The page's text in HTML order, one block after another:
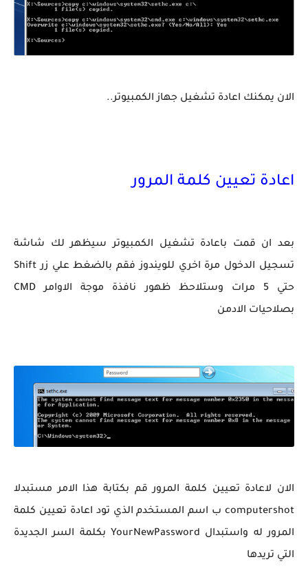
الان يمكنك اعادة تشغيل جهاز الكمبيوتر..
اعادة تعيين كلمة المرور
بعد ان قمت باعادة تشغيل الكمبيوتر سيظهر لك شاشة
تسجيل الدخول مرة اخري للويندوز فقم بالضغط علي زر Shift
حتي 5 مرات وستلاحظ ظهور نافذة موجة الاوامر CMD
بصلاحيات الادمن
الان لاعادة تعيين كلمة المرور قم بكتابة هذا الامر مستبدلا
computershot ب اسم المستخدم الذي تود اعادة تعيين كلمة
المرور له واستبدال YourNewPassword بكلمة السر الجديدة
التي تريدها